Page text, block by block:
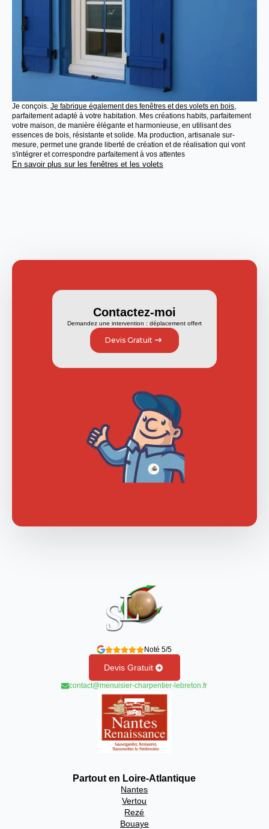
Je conçois. Je fabrique également des fenêtres et des volets en bois
parfaitement adapté à votre habitation. Mes créations habits, parfaitement
votre maison, de manière élégante et harmonieuse, en utilisant des
essences de bois, résistante et solide. Ma production, artisanale sur-
mesure, permet une grande liberté de création et de réalisation qui vont
s'intégrer et correspondre parfaitement à vos attentes
En savoir plus sur les fenêtres et les volets
Contactez-moi
Demandez une intervention : déplacement offert
Devis Gratuit
Noté 5/5
Devis Gratuit
contact@menuisier-charpentier-lebreton.fr
Partout en Loire-Atlantique
Nantes
Vertou
Rezé
Bouaye